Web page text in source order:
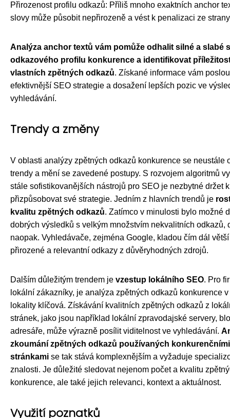
Přirozenost profilu odkazů: Příliš mnoho exaktních anchor
slovy může působit nepřirozeně a vést k penalizaci ze
Analýza anchor textů vám pomůže odhalit silné a slabé
odkazového profilu konkurence a identifikovat
vlastních zpětných odkazů. Získané informace vám
efektivnější SEO strategie a dosažení lepších pozic ve
vyhledávání.
Trendy a změny
V oblasti analýzy zpětných odkazů konkurence se neustále
trendy a mění se zavedené postupy. S rozvojem algoritmů
stále sofistikovanějších nástrojů pro SEO je nezbytné držet
přizpůsobovat své strategie. Jedním z hlavních trendů je
kvalitu zpětných odkazů. Zatímco v minulosti bylo možné
dobrých výsledků s velkým množstvím nekvalitních odkazů,
naopak. Vyhledávače, zejména Google, kladou čím dál
přirozené a relevantní odkazy z důvěryhodných zdrojů.
Dalším důležitým trendem je vzestup lokálního SEO. Pro
lokální zákazníky, je analýza zpětných odkazů konkurence
lokality klíčová. Získávání kvalitních zpětných odkazů z
stránek, jako jsou například lokální zpravodajské servery,
adresáře, může výrazně posílit viditelnost ve vyhledávání.
zkoumání zpětných odkazů používaných
stránkami se tak stává komplexnějším a vyžaduje
znalosti. Je důležité sledovat nejenom počet a kvalitu
konkurence, ale také jejich relevanci, kontext a aktuálnost.
Využití poznatků